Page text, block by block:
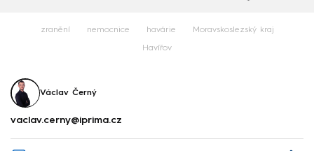
zranění nemocnice havárie Moravskoslezský kraj
Havířov
Václav Černý
vaclav.cerny@iprima.cz